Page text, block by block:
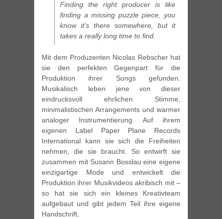
Finding the right producer is like
finding a missing puzzle piece, you
know it’s there somewhere, but it
takes a really long time to find.
Mit dem Produzenten Nicolas Rebscher hat
sie den perfekten Gegenpart für die
Produktion ihrer Songs gefunden.
Musikalisch leben jene von dieser
eindrucksvoll ehrlichen Stimme,
minimalistischen Arrangements und warmer
analoger Instrumentierung. Auf ihrem
eigenen Label Paper Plane Records
International kann sie sich die Freiheiten
nehmen, die sie braucht. So entwirft sie
zusammen mit Susann Bosslau eine eigene
einzigartige Mode und entwickelt die
Produktion ihrer Musikvideos akribisch mit –
so hat sie sich ein kleines Kreativteam
aufgebaut und gibt jedem Teil ihre eigene
Handschrift.